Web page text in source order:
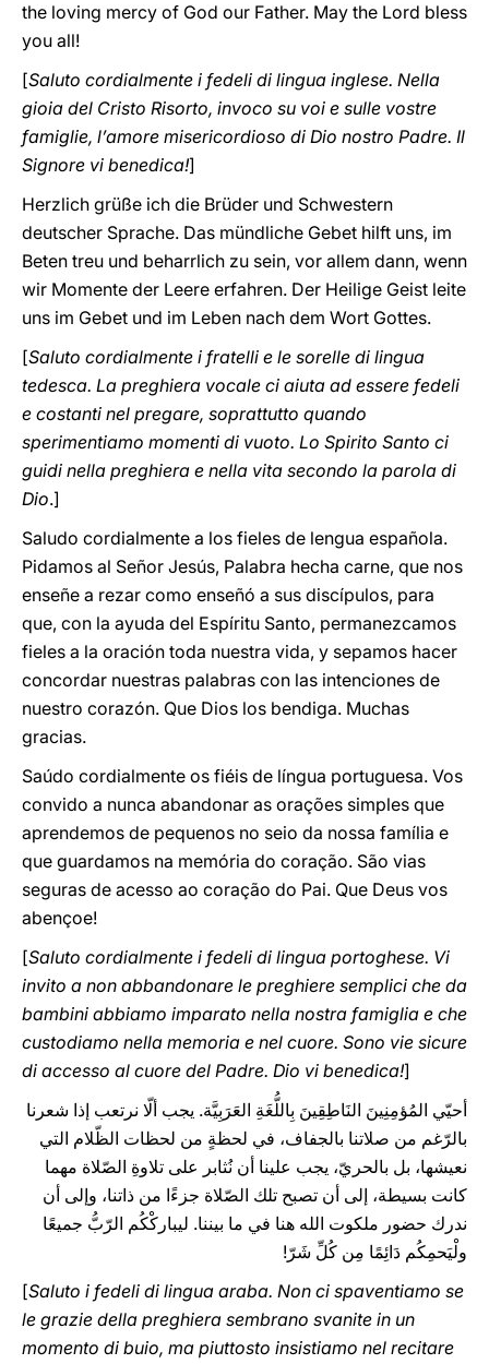
the loving mercy of God our Father. May the Lord bless
you all!
[Saluto cordialmente i fedeli di lingua inglese. Nella
gioia del Cristo Risorto, invoco su voi e sulle vostre
famiglie, l’amore misericordioso di Dio nostro Padre. Il
Signore vi benedica!]
Herzlich grüße ich die Brüder und Schwestern
deutscher Sprache. Das mündliche Gebet hilft uns, im
Beten treu und beharrlich zu sein, vor allem dann, wenn
wir Momente der Leere erfahren. Der Heilige Geist leite
uns im Gebet und im Leben nach dem Wort Gottes.
[Saluto cordialmente i fratelli e le sorelle di lingua
tedesca. La preghiera vocale ci aiuta ad essere fedeli
e costanti nel pregare, soprattutto quando
sperimentiamo momenti di vuoto. Lo Spirito Santo ci
guidi nella preghiera e nella vita secondo la parola di
Dio.]
Saludo cordialmente a los fieles de lengua española.
Pidamos al Señor Jesús, Palabra hecha carne, que nos
enseñe a rezar como enseñó a sus discípulos, para
que, con la ayuda del Espíritu Santo, permanezcamos
fieles a la oración toda nuestra vida, y sepamos hacer
concordar nuestras palabras con las intenciones de
nuestro corazón. Que Dios los bendiga. Muchas
gracias.
Saúdo cordialmente os fiéis de língua portuguesa. Vos
convido a nunca abandonar as orações simples que
aprendemos de pequenos no seio da nossa família e
que guardamos na memória do coração. São vias
seguras de acesso ao coração do Pai. Que Deus vos
abençoe!
[Saluto cordialmente i fedeli di lingua portoghese. Vi
invito a non abbandonare le preghiere semplici che da
bambini abbiamo imparato nella nostra famiglia e che
custodiamo nella memoria e nel cuore. Sono vie sicure
di accesso al cuore del Padre. Dio vi benedica!]
أحيّي المُؤمِنِينَ النَاطِقِينَ بِاللُّغَةِ العَرَبِيَّة. يجب ألّا نرتعب إذا شعرنا
بالرّغم من صلاتنا بالجفاف، في لحظةٍ من لحظات الظّلام التي
نعيشها، بل بالحريّ، يجب علينا أن نُثابر على تلاوةِ الصّلاة مهما
كانت بسيطة، إلى أن تصبح تلك الصّلاة جزءًا من ذاتنا، وإلى أن
ندرك حضور ملكوت الله هنا في ما بيننا. ليباركْكُم الرّبُّ جميعًا
ولْيَحمِكُم دَائِمًا مِن كُلِّ شَرّ!
[Saluto i fedeli di lingua araba. Non ci spaventiamo se
le grazie della preghiera sembrano svanite in un
momento di buio, ma piuttosto insistiamo nel recitare